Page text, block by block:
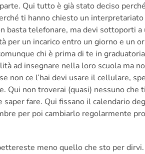
Qui tutto è già stato deciso
ti hanno chiesto un
basta telefonare, ma devi sottoporti
per un incarico entro un giorno e un
chi è prima di te in
ad insegnare nella loro scuola ma
non ce l’hai devi usare il cellulare,
Qui non troverai (quasi) nessuno
saper fare. Qui fissano il calendario
per poi cambiarlo regolarmente
meno quello che sto per dirvi.